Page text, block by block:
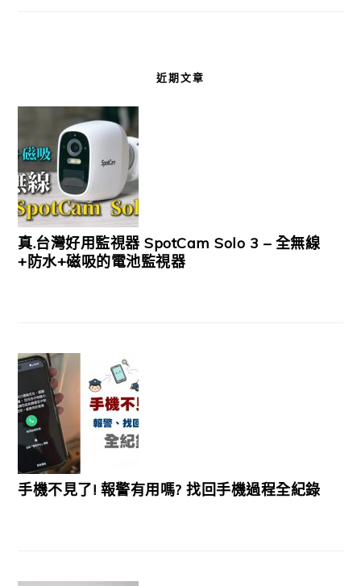
近期文章
真.台灣好用監視器 SpotCam Solo 3 – 全無線
+防水+磁吸的電池監視器
手機不見了! 報警有用嗎? 找回手機過程全紀錄